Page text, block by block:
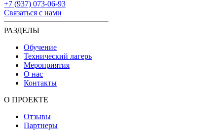
+7 (937) 073-06-93
Связаться с нами
РАЗДЕЛЫ
Обучение
Технический лагерь
Мероприятия
О нас
Контакты
О ПРОЕКТЕ
Отзывы
Партнеры